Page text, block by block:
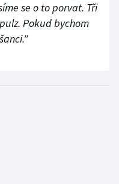
se o to porvat. Tři
Pokud bychom